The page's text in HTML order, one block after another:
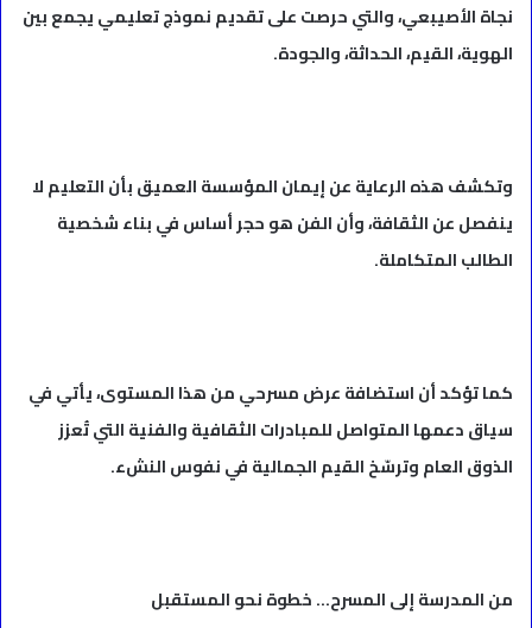
نجاة الأصيبعي، والتي حرصت على تقديم نموذج تعليمي يجمع بين
الهوية، القيم، الحداثة، والجودة.
وتكشف هذه الرعاية عن إيمان المؤسسة العميق بأن التعليم لا
ينفصل عن الثقافة، وأن الفن هو حجر أساس في بناء شخصية
الطالب المتكاملة.
كما تؤكد أن استضافة عرض مسرحي من هذا المستوى، يأتي في
سياق دعمها المتواصل للمبادرات الثقافية والفنية التي تُعزز
الذوق العام وترسّخ القيم الجمالية في نفوس النشء.
من المدرسة إلى المسرح… خطوة نحو المستقبل